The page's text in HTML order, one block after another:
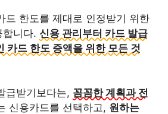
드 한도를 제대로 인정받기 위한
합니다. 신용 관리부터 카드 발급
카드 한도 증액을 위한 모든 것
급받기보다는, 꼼꼼한 계획과 전
신용카드를 선택하고, 원하는